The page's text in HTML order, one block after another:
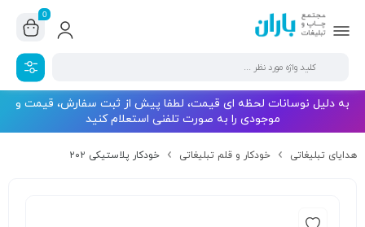
0
به دلیل نوسانات لحظه ای قیمت، لطفا پیش از ثبت سفارش، قیمت و
موجودی را به صورت تلفنی استعلام کنید
هدایای تبلیغاتی خودکار و قلم تبلیغاتی خودکار پلاستیکی ۲۰۲